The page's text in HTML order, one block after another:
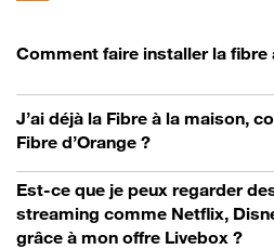
Comment faire installer la fibre
J’ai déjà la Fibre à la maison,
Fibre d’Orange ?
Est-ce que je peux regarder
streaming comme Netflix,
grâce à mon offre Livebox ?